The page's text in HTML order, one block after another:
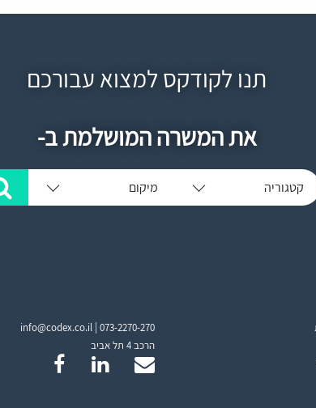
תנו לקודקס למצוא עבורכם
את המשרה המושלמת ב-
קטגוריה מיקום
info@codex.co.il | 073-2270-270
הרכב 4 תל אביב